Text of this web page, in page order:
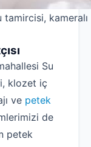
tamircisi,
Su
klozet iç
ve petek
de
petek